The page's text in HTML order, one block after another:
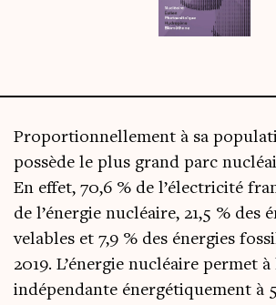
Pro­por­tion­nel­le­ment à sa
pos­sède le plus grand parc
En effet, 70,6 % de l’électricité
de l’énergie nucléaire, 21,5 % des
ve­lables et 7,9 % des éner­gies
2019. L’énergie nucléaire per­met à
indé­pen­dante éner­gé­ti­que­ment à